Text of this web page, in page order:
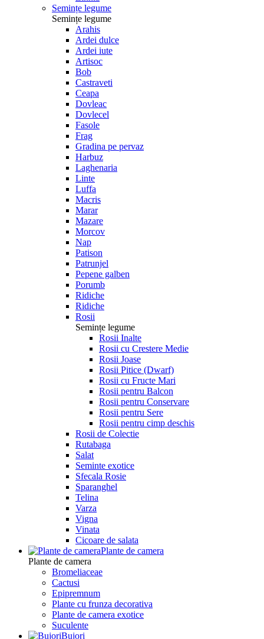
Semințe legume
Semințe legume
Arahis
Ardei dulce
Ardei iute
Artisoc
Bob
Castraveti
Ceapa
Dovleac
Dovlecel
Fasole
Frag
Gradina pe pervaz
Harbuz
Laghenaria
Linte
Luffa
Macris
Marar
Mazare
Morcov
Nap
Patison
Patrunjel
Pepene galben
Porumb
Ridiche
Ridiche
Rosii
Semințe legume
Rosii Inalte
Rosii cu Crestere Medie
Rosii Joase
Rosii Pitice (Dwarf)
Rosii cu Fructe Mari
Rosii pentru Balcon
Rosii pentru Conservare
Rosii pentru Sere
Rosii pentru cimp deschis
Rosii de Colectie
Rutabaga
Salat
Seminte exotice
Sfecala Rosie
Sparanghel
Telina
Varza
Vigna
Vinata
Сicoare de salata
Plante de camera
Plante de camera
Bromeliaceae
Cactusi
Epipremnum
Plante cu frunza decorativa
Plante de camera exotice
Suculente
Bujori